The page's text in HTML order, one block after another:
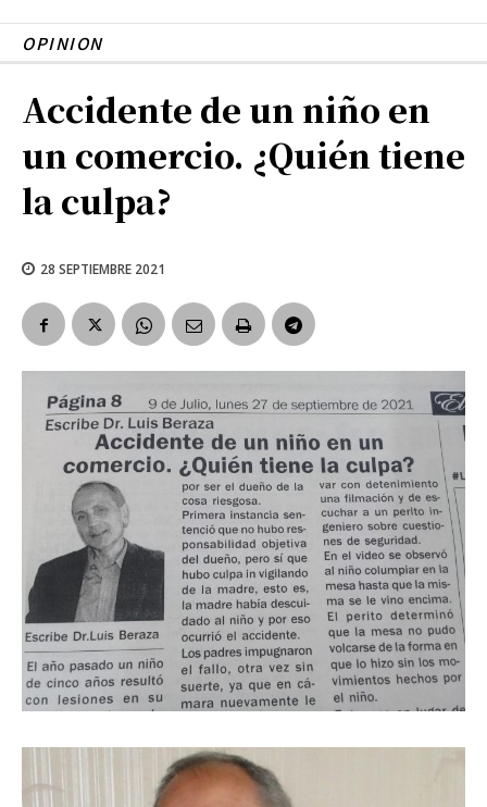
OPINION
Accidente de un niño en
un comercio. ¿Quién tiene
la culpa?
28 SEPTIEMBRE 2021